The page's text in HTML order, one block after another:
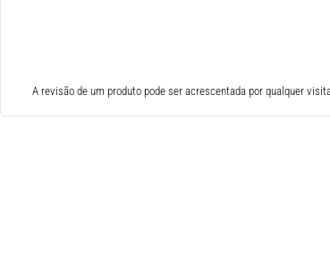
A revisão de um produto pode ser acrescentada por qualquer